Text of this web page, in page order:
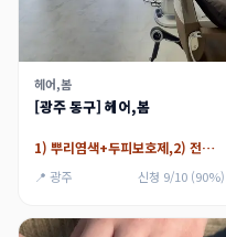
헤어,봄
[광주 동구] 헤어,봄
1) 뿌리염색+두피보호제,2) 전체염색+크리닉,3) 크리닉
📍 광주 신청 9/10 (90%)